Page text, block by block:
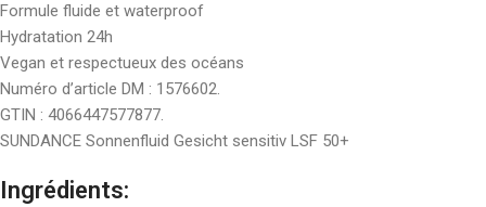
Formule fluide et waterproof
Hydratation 24h
Vegan et respectueux des océans
Numéro d’article DM : 1576602.
GTIN : 4066447577877.
SUNDANCE Sonnenfluid Gesicht sensitiv LSF 50+
Ingrédients: